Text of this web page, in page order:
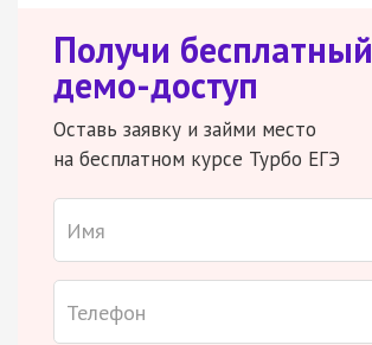
Получи бесплатный
демо-доступ
Оставь заявку и займи место
на бесплатном курсе Турбо ЕГЭ